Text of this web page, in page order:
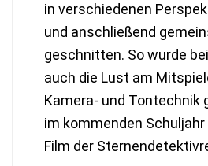
in verschiedenen
und anschließend
geschnitten. So wurde
auch die Lust am
Kamera- und Tontechnik
im kommenden
Film der